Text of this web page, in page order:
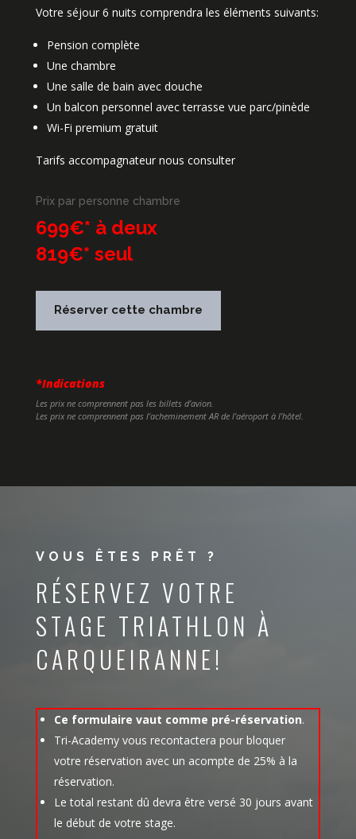
Votre séjour 6 nuits comprendra les éléments suivants:
Pension complète
Une chambre
Une salle de bain avec douche
Un balcon personnel avec terrasse vue parc/pinède
Wi-Fi premium gratuit
Tarifs accompagnateur nous consulter
Prix par personne chambre
699€* à deux
819€* seul
Réserver cette chambre
*Indications
Les prix ne comprennent pas les billets d’avion.
Les prix ne comprennent pas l’acheminement AR de l’aéroport à l’hôtel.
VOUS ÊTES PRÊT ?
RÉSERVEZ VOTRE
STAGE TRIATHLON À
CARQUEIRANNE!
Ce formulaire vaut comme pré-réservation.
Tri-Academy vous recontactera pour bloquer
votre réservation avec un acompte de 25% à la
réservation.
Le total restant dû devra être versé 30 jours avant
le début de votre stage.